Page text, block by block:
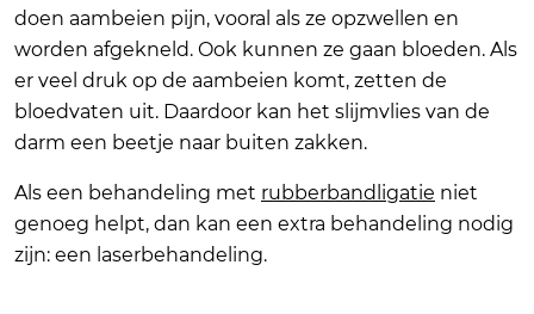
doen aambeien pijn, vooral als ze opzwellen en
worden afgekneld. Ook kunnen ze gaan bloeden. Als
er veel druk op de aambeien komt, zetten de
bloedvaten uit. Daardoor kan het slijmvlies van de
darm een beetje naar buiten zakken.
Als een behandeling met rubberbandligatie niet
genoeg helpt, dan kan een extra behandeling nodig
zijn: een laserbehandeling.